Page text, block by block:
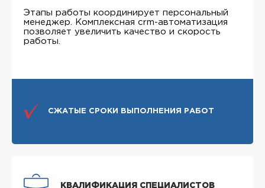
Этапы работы координирует персональный
менеджер. Комплексная crm-автоматизация
позволяет увеличить качество и скорость
работы.
СЖАТЫЕ СРОКИ ВЫПОЛНЕНИЯ РАБОТ
КВАЛИФИКАЦИЯ СПЕЦИАЛИСТОВ